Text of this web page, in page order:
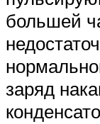
большей
заряд